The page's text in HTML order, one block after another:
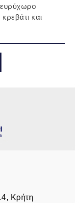
και
Κρήτη